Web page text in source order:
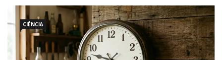
CIÊNCIA